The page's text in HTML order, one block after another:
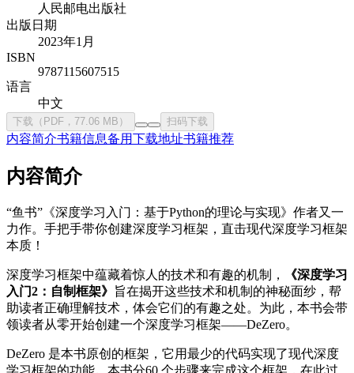
人民邮电出版社
出版日期
2023年1月
ISBN
9787115607515
语言
中文
下载（PDF，77.06 MB） 扫码下载
内容简介书籍信息备用下载地址书籍推荐
内容简介
“鱼书”《深度学习入门：基于Python的理论与实现》作者又一
力作。手把手带你创建深度学习框架，直击现代深度学习框架
本质！
深度学习框架中蕴藏着惊人的技术和有趣的机制，
《深度学习
入门2：自制框架》 旨在揭开这些技术和机制的神秘面纱，帮
助读者正确理解技术，体会它们的有趣之处。为此，本书会带
领读者从零开始创建一个深度学习框架——DeZero。
DeZero 是本书原创的框架，它用最少的代码实现了现代深度
学习框架的功能。本书分60 个步骤来完成这个框架，在此过